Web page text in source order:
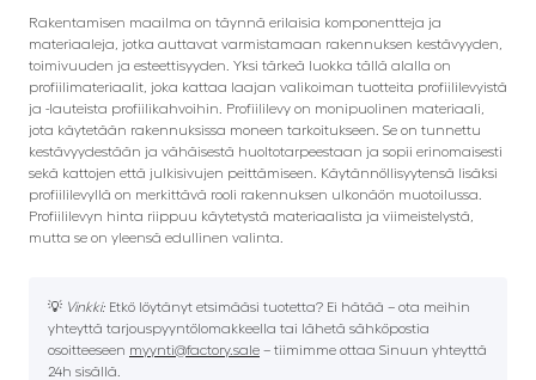
Rakentamisen maailma on täynnä erilaisia komponentteja ja
materiaaleja, jotka auttavat varmistamaan rakennuksen kestävyyden,
toimivuuden ja esteettisyyden. Yksi tärkeä luokka tällä alalla on
profiilimateriaalit, joka kattaa laajan valikoiman tuotteita profiililevyistä
ja -lauteista profiilikahvoihin. Profiililevy on monipuolinen materiaali,
jota käytetään rakennuksissa moneen tarkoitukseen. Se on tunnettu
kestävyydestään ja vähäisestä huoltotarpeestaan ja sopii erinomaisesti
sekä kattojen että julkisivujen peittämiseen. Käytännöllisyytensä lisäksi
profiililevyllä on merkittävä rooli rakennuksen ulkonäön muotoilussa.
Profiililevyn hinta riippuu käytetystä materiaalista ja viimeistelystä,
mutta se on yleensä edullinen valinta.
💡 Vinkki: Etkö löytänyt etsimääsi tuotetta? Ei hätää – ota meihin
yhteyttä tarjouspyyntölomakkeella tai lähetä sähköpostia
osoitteeseen myynti@factory.sale – tiimimme ottaa Sinuun yhteyttä
24h sisällä.